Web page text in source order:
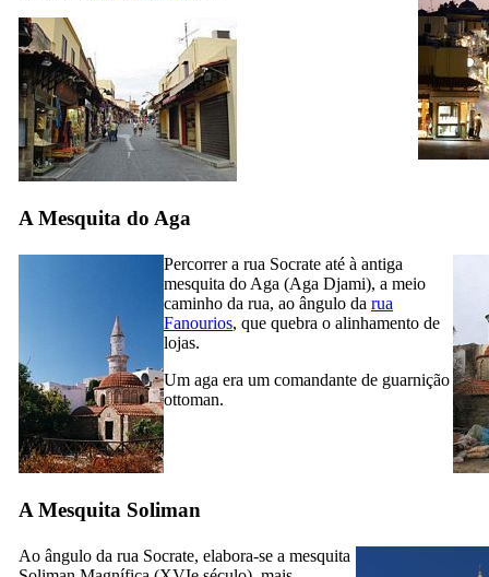
A Mesquita do Aga
Percorrer a rua Socrate até à antiga
mesquita do Aga (Aga Djami), a meio
caminho da rua, ao ângulo da rua
Fanourios, que quebra o alinhamento de
lojas.
Um aga era um comandante de guarnição
ottoman.
A Mesquita Soliman
Ao ângulo da rua Socrate, elabora-se a mesquita